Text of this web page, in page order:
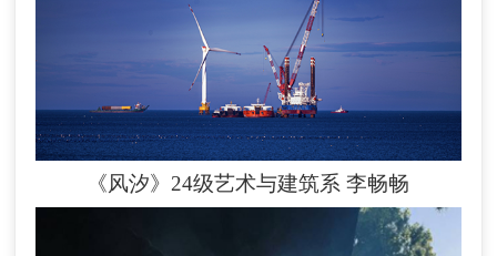
《风汐》24级艺术与建筑系李畅畅